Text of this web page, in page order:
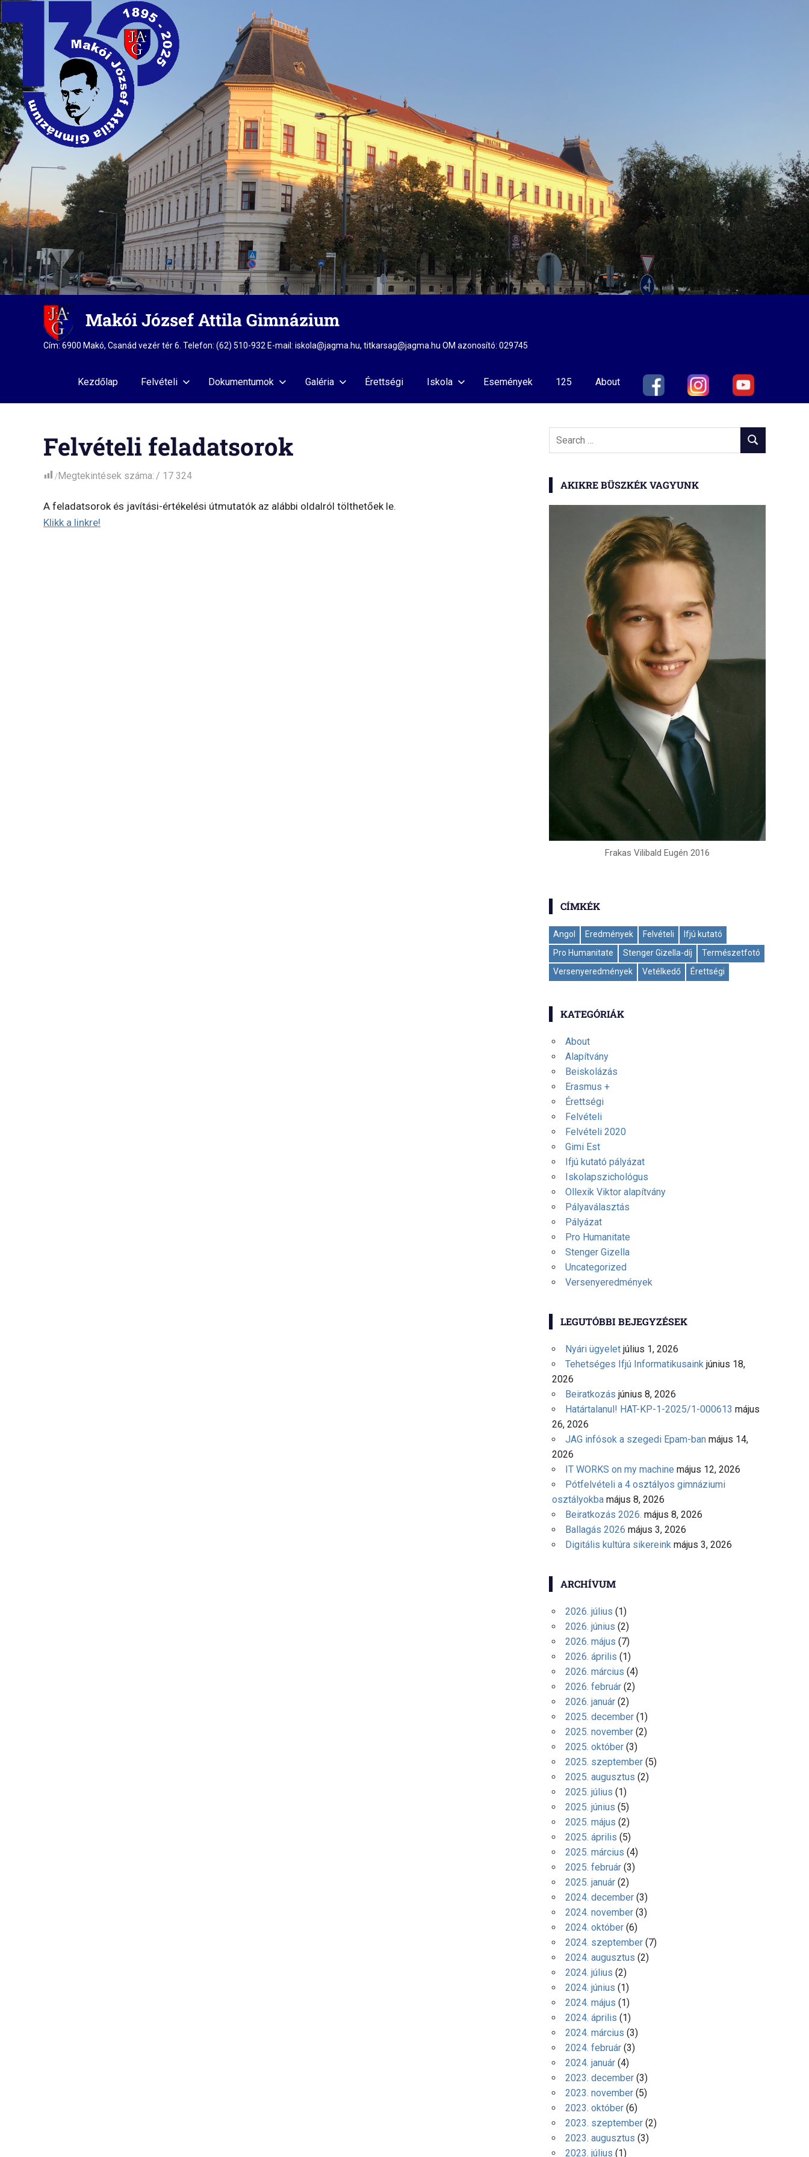
Makói József Attila Gimnázium
Cím: 6900 Makó, Csanád vezér tér 6. Telefon: (62) 510-932 E-mail: iskola@jagma.hu, titkarsag@jagma.hu OM azonosító: 029745
Kezdőlap Felvételi Dokumentumok Galéria Érettségi Iskola Események 125 About
Felvételi feladatsorok
Megtekintések száma: 17 324
A feladatsorok és javítási-értékelési útmutatók az alábbi oldalról tölthetőek le.
Klikk a linkre!
Search
SEARCH
AKIKRE BÜSZKÉK VAGYUNK
Frakas Vilibald Eugén 2016
CÍMKÉK
Angol Eredmények Felvételi
Ifjú kutató
Pro Humanitate
Stenger Gizella-díj
Természetfotó
Versenyeredmények
Vetélkedő Érettségi
KATEGÓRIÁK
About
Alapítvány
Beiskolázás
Erasmus +
Érettségi
Felvételi
Felvételi 2020
Gimi Est
Ifjú kutató pályázat
Iskolapszichológus
Ollexik Viktor alapítvány
Pályaválasztás
Pályázat
Pro Humanitate
Stenger Gizella
Uncategorized
Versenyeredmények
LEGUTÓBBI BEJEGYZÉSEK
Nyári ügyelet július 1, 2026
Tehetséges Ifjú Informatikusaink június 18,
2026
Beiratkozás június 8, 2026
Határtalanul! HAT-KP-1-2025/1-000613 május
26, 2026
JAG infósok a szegedi Epam-ban május 14,
2026
IT WORKS on my machine május 12, 2026
Pótfelvételi a 4 osztályos gimnáziumi
osztályokba május 8, 2026
Beiratkozás 2026. május 8, 2026
Ballagás 2026 május 3, 2026
Digitális kultúra sikereink május 3, 2026
ARCHÍVUM
2026. július (1)
2026. június (2)
2026. május (7)
2026. április (1)
2026. március (4)
2026. február(2)
2026. január(2)
2025. december(1)
2025. november(2)
2025. október(3)
2025. szeptember(5)
2025. augusztus (2)
2025. július (1)
2025. június (5)
2025. május (2)
2025. április (5)
2025. március (4)
2025. február(3)
2025. január(2)
2024. december(3)
2024. november(3)
2024. október(6)
2024. szeptember(7)
2024. augusztus (2)
2024. július (2)
2024. június (1)
2024. május (1)
2024. április (1)
2024. március (3)
2024. február(3)
2024. január(4)
2023. december(3)
2023. november(5)
2023. október(6)
2023. szeptember(2)
2023. augusztus (3)
2023. július (1)